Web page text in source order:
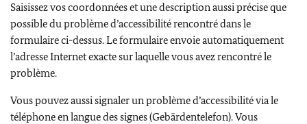
Saisissez vos coordonnées et une description aussi précise que
possible du problème d’accessibilité rencontré dans le
formulaire ci-dessus. Le formulaire envoie automatiquement
l’adresse Internet exacte sur laquelle vous avez rencontré le
problème.
Vous pouvez aussi signaler un problème d’accessibilité via le
téléphone en langue des signes (Gebärdentelefon). Vous